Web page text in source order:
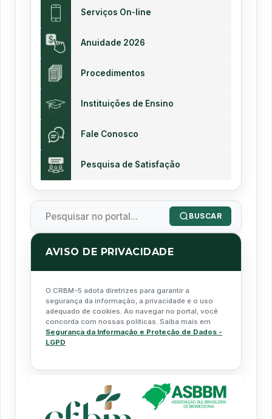
Serviços On-line
Anuidade 2026
Procedimentos
Instituições de Ensino
Fale Conosco
Pesquisa de Satisfação
BUSCAR
AVISO DE PRIVACIDADE
O CRBM-5 adota diretrizes para garantir a
segurança da informação, a privacidade e o uso
adequado de cookies. Ao navegar no portal, você
concorda com nossas políticas. Saiba mais em
Segurança da Informação e Proteção de Dados -
LGPD